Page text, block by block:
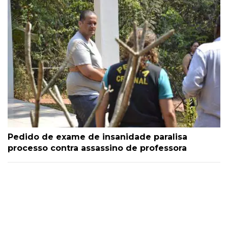
Pedido de exame de insanidade paralisa
processo contra assassino de professora